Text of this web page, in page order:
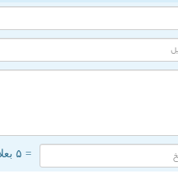
= ۵ بعلاوه ۵